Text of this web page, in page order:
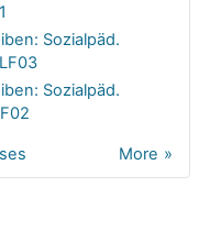
Sozialpäd.
Sozialpäd.
More